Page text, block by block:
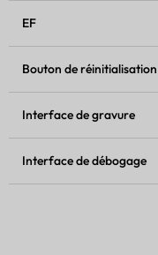
EF
Bouton de réinitialisation
Interface de gravure
Interface de débogage